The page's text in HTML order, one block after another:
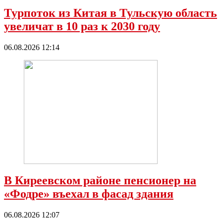
Турпоток из Китая в Тульскую область
увеличат в 10 раз к 2030 году
06.08.2026 12:14
В Киреевском районе пенсионер на
«Фодре» въехал в фасад здания
06.08.2026 12:07